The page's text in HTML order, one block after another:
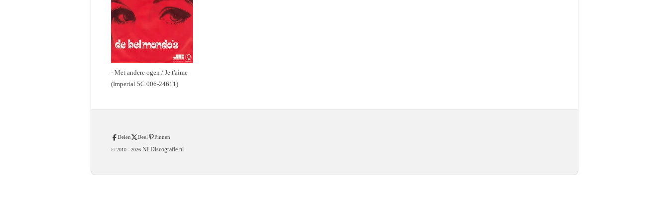
- Met andere ogen / Je t'aime
(Imperial 5C 006-24611)
Delen Deel Pinnen
© 2010 - 2026 NLDiscografie.nl